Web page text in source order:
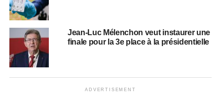
Jean-Luc Mélenchon veut instaurer une
finale pour la 3e place à la présidentielle
ADVERTISEMENT